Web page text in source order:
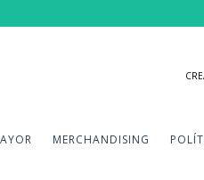
MERCHANDISING